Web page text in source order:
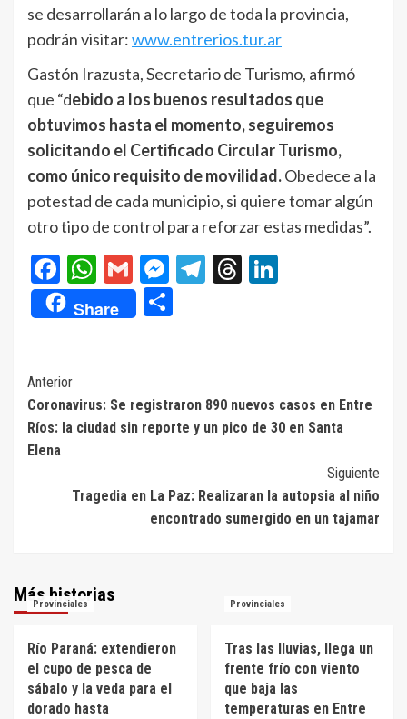
se desarrollarán a lo largo de toda la provincia,
podrán visitar:www.entrerios.tur.ar
Gastón Irazusta, Secretario de Turismo, afirmó
que “debido a los buenos resultados que
obtuvimos hasta el momento, seguiremos
solicitando el Certificado Circular Turismo,
como único requisito de movilidad.Obedece a la
potestad de cada municipio, si quiere tomar algún
otro tipo de control para reforzar estas medidas”.
Facebook
WhatsApp
GmailMessenger
Telegram
Threads
Share
Navegación
de
entradas
Anterior
Coronavirus: Se registraron 890 nuevos casos en Entre
Ríos: la ciudad sin reporte y un pico de 30 en Santa
Elena
Siguiente
Tragedia en La Paz: Realizaran la autopsia al niño
encontrado sumergido en un tajamar
Más historias
Provinciales
Río Paraná: extendieron
el cupo de pesca de
sábalo y la veda para el
dorado hasta
Provinciales
Tras las lluvias, llega un
frente frío con viento
que baja las
temperaturas en Entre